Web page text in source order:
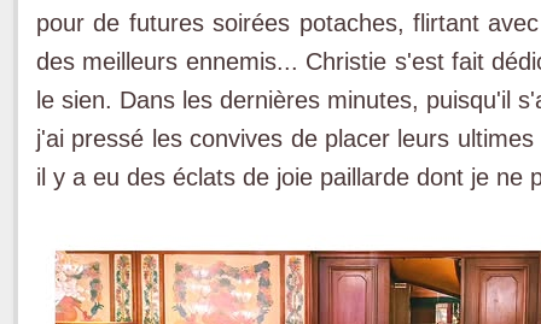
pour de futures soirées potaches, flirtant
des meilleurs ennemis... Christie s'est fait
le sien. Dans les dernières minutes, puisqu'il
j'ai pressé les convives de placer leurs
il y a eu des éclats de joie paillarde dont je ne